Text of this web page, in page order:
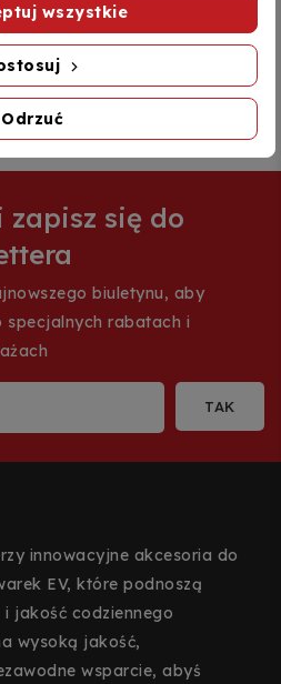
zapisz się do
biuletynu, aby
rabatach i
innowacyjne akcesoria do
EV, które podnoszą
jakość codziennego
wysoką jakość,
wsparcie, abyś
Odrzuć
wszystkie